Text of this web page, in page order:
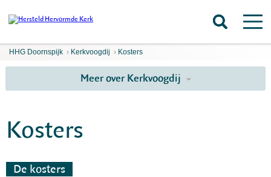
HHG Doornspijk › Kerkvoogdij › Kosters
Meer over Kerkvoogdij
Kosters
De kosters